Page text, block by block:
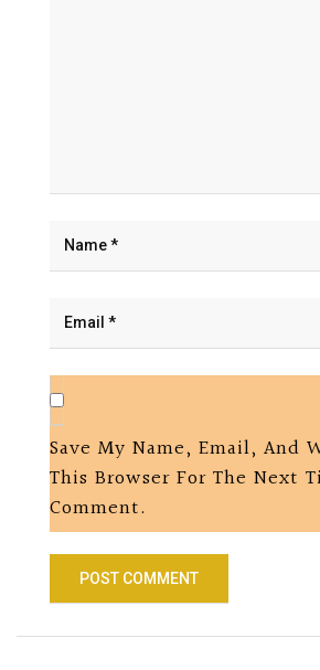
Save My Name, Email, And
This Browser For The Next
Comment.